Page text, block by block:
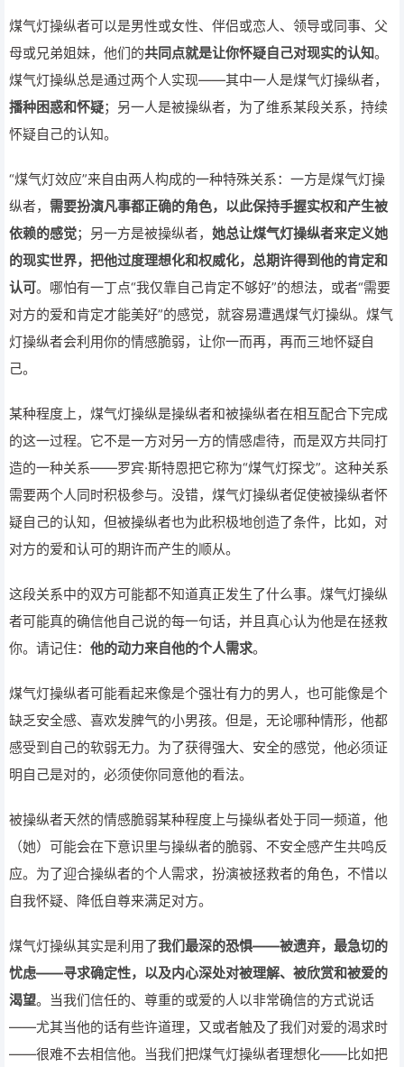
煤气灯操纵者可以是男性或女性、伴侣或恋人、领导或同事、父
母或兄弟姐妹，他们的共同点就是让你怀疑自己对现实的认知。
煤气灯操纵总是通过两个人实现——其中一人是煤气灯操纵者，
播种困惑和怀疑；另一人是被操纵者，为了维系某段关系，持续
怀疑自己的认知。
“煤气灯效应”来自由两人构成的一种特殊关系：一方是煤气灯操
纵者， 需要扮演凡事都正确的角色，以此保持手握实权和产生被
依赖的感觉；另一方是被操纵者， 她总让煤气灯操纵者来定义她
的现实世界，把他过度理想化和权威化，总期许得到他的肯定和
认可。哪怕有一丁点“我仅靠自己肯定不够好”的想法，或者“需要
对方的爱和肯定才能美好”的感觉，就容易遭遇煤气灯操纵。煤气
灯操纵者会利用你的情感脆弱，让你一而再，再而三地怀疑自
己。
某种程度上，煤气灯操纵是操纵者和被操纵者在相互配合下完成
的这一过程。它不是一方对另一方的情感虐待，而是双方共同打
造的一种关系——罗宾·斯特恩把它称为“煤气灯探戈”。这种关系
需要两个人同时积极参与。没错，煤气灯操纵者促使被操纵者怀
疑自己的认知，但被操纵者也为此积极地创造了条件，比如，对
对方的爱和认可的期许而产生的顺从。
这段关系中的双方可能都不知道真正发生了什么事。煤气灯操纵
者可能真的确信他自己说的每一句话，并且真心认为他是在拯救
你。请记住： 他的动力来自他的个人需求。
煤气灯操纵者可能看起来像是个强壮有力的男人，也可能像是个
缺乏安全感、喜欢发脾气的小男孩。但是，无论哪种情形，他都
感受到自己的软弱无力。为了获得强大、安全的感觉，他必须证
明自己是对的，必须使你同意他的看法。
被操纵者天然的情感脆弱某种程度上与操纵者处于同一频道，他
（她）可能会在下意识里与操纵者的脆弱、不安全感产生共鸣反
应。为了迎合操纵者的个人需求，扮演被拯救者的角色，不惜以
自我怀疑、降低自尊来满足对方。
煤气灯操纵其实是利用了我们最深的恐惧——被遗弃，最急切的
忧虑——寻求确定性，以及内心深处对被理解、被欣赏和被爱的
渴望。当我们信任的、尊重的或爱的人以非常确信的方式说话
——尤其当他的话有些许道理，又或者触及了我们对爱的渴求时
——很难不去相信他。当我们把煤气灯操纵者理想化——比如把